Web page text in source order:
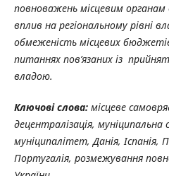
повноважень місцевим органам
вплив на регіональному рівні
обмеженість місцевих
питаннях пов’язаних із
владою.
Ключові слова: місцеве
децентралізація,
муніципалітет, Данія, Іспанія,
Португалія, розмежування